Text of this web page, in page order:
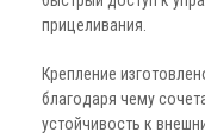
прицеливания.
Крепление
благодаря чему
устойчивость к